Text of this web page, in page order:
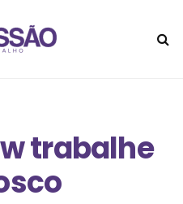
trabalhe